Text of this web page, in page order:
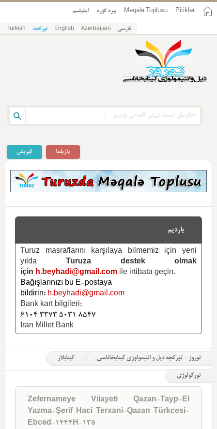
Pitiklər
Məqalə Toplusu بیزه گؤره ایلتیشیم
فارسی Azerbaijani
English تورکجه Turkish
گیریش یازیلما
یاردیم
Turuz masraflarını karşılaya bilmemiz için yeni
yılda
Turuza destek olmak
için h.beyhadi@gmail.com ile irtibata geçin.
Bağışlarınızı bu E-postaya
bildirin: h.beyhadi@gmail.com
Bank kart bilgileri:
6104 3373 5031 8547
Iran Millet Bank
توروز - تورکجه دیل و ائتیمولوژی کیتابخاناسی کیتابلار
تورکولوژی
Zefernameye Vilayeti Qazan-Tayp-El
Yazma-Şerif Haci Terxani-Qazan Türkcesi-
Ebced-1444H-13s